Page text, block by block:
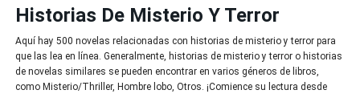
Historias De Misterio Y Terror
Aquí hay 500 novelas relacionadas con historias de misterio y terror para
que las lea en línea. Generalmente, historias de misterio y terror o historias
de novelas similares se pueden encontrar en varios géneros de libros,
como Misterio/Thriller, Hombre lobo, Otros. ¡Comience su lectura desde